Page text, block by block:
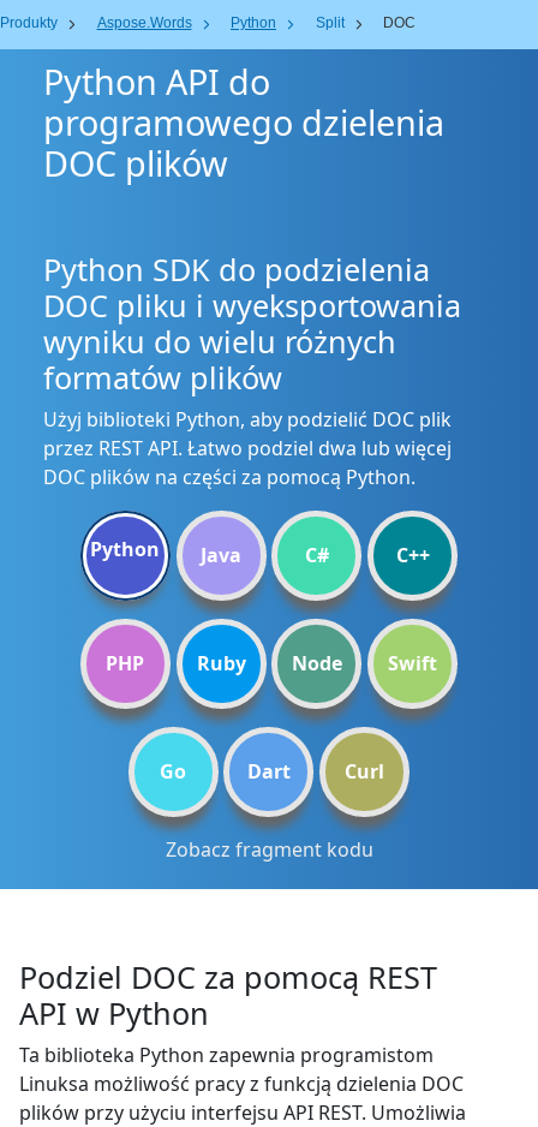
Produkty Aspose.Words Python Split DOC
Python API do
programowego dzielenia
DOC plików
Python SDK do podzielenia
DOC pliku i wyeksportowania
wyniku do wielu różnych
formatów plików
Użyj biblioteki Python, aby podzielić DOC plik
przez REST API. Łatwo podziel dwa lub więcej
DOC plików na części za pomocą Python.
Python Java C# C++
PHP Ruby Node Swift
Go Dart Curl
Zobacz fragment kodu
Podziel DOC za pomocą REST
API w Python
Ta biblioteka Python zapewnia programistom
Linuksa możliwość pracy z funkcją dzielenia DOC
plików przy użyciu interfejsu API REST. Umożliwia